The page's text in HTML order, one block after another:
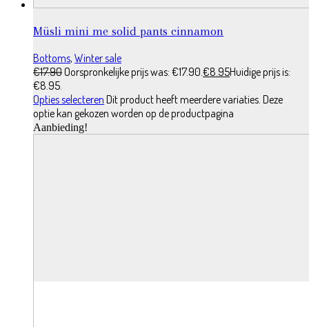
Müsli mini me solid pants cinnamon
Bottoms, Winter sale
€17.90Oorspronkelijke prijs was: €17.90. €8.95Huidige prijs is:
€8.95.
Opties selecteren Dit product heeft meerdere variaties. Deze
optie kan gekozen worden op de productpagina
Aanbieding!